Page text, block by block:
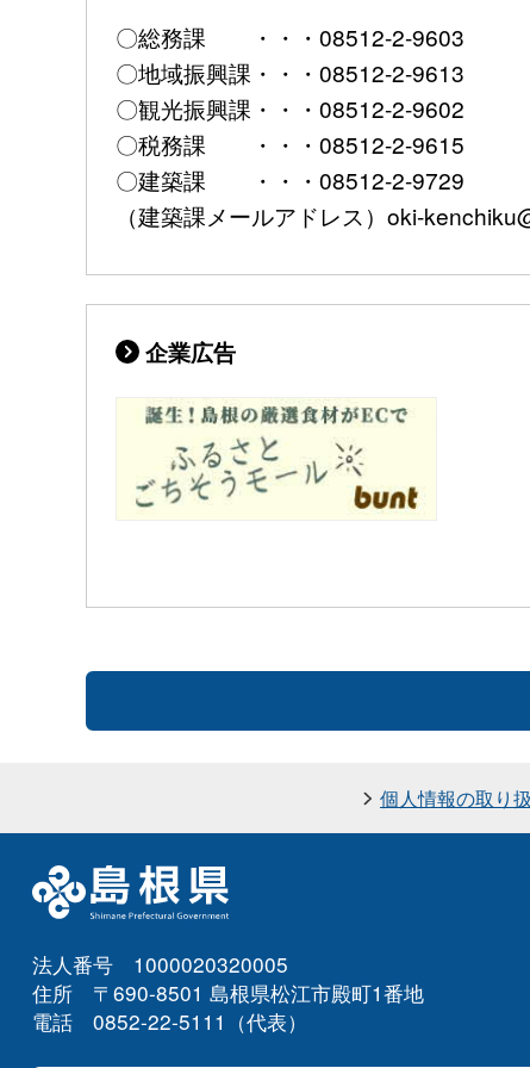
〇総務課 ・・・08512-2-9603
〇地域振興課・・・08512-2-9613
〇観光振興課・・・08512-2-9602
〇税務課 ・・・08512-2-9615
〇建築課 ・・・08512-2-9729
（建築課メールアドレス）oki-
企業広告
個人情報の取り
法人番号 1000020320005
住所 〒690-8501 島根県松江市殿町1番地
電話 0852-22-5111（代表）